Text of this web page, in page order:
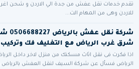
تقدم خدمات نقل عفش من جدة الي الاردن و شحن
للاردن وهى من المهام الت...
شركة
شرق غرب الرياض مع التغليف فك وتركيب
اذا فكرت فى نقل اثاث مسكنك من منزل لاخر داخل
الرياض فسأل عن شركة السيف لنقل العفش بالرياض